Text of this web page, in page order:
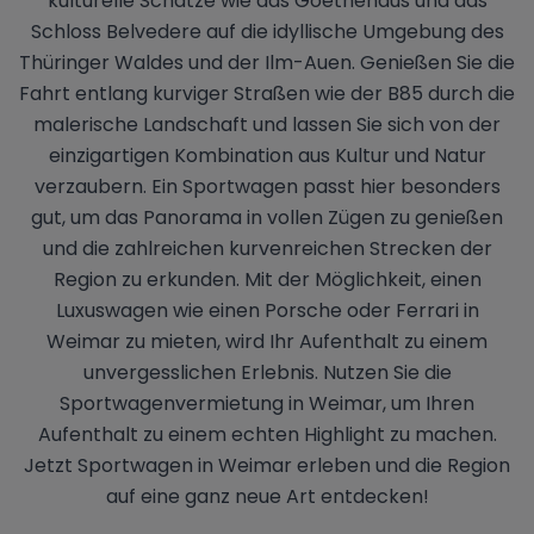
Schloss Belvedere auf die idyllische Umgebung des
Thüringer Waldes und der Ilm-Auen. Genießen Sie die
Fahrt entlang kurviger Straßen wie der B85 durch die
malerische Landschaft und lassen Sie sich von der
einzigartigen Kombination aus Kultur und Natur
verzaubern. Ein Sportwagen passt hier besonders
gut, um das Panorama in vollen Zügen zu genießen
und die zahlreichen kurvenreichen Strecken der
Region zu erkunden. Mit der Möglichkeit, einen
Luxuswagen wie einen Porsche oder Ferrari in
Weimar zu mieten, wird Ihr Aufenthalt zu einem
unvergesslichen Erlebnis. Nutzen Sie die
Sportwagenvermietung in Weimar, um Ihren
Aufenthalt zu einem echten Highlight zu machen.
Jetzt Sportwagen in Weimar erleben und die Region
auf eine ganz neue Art entdecken!